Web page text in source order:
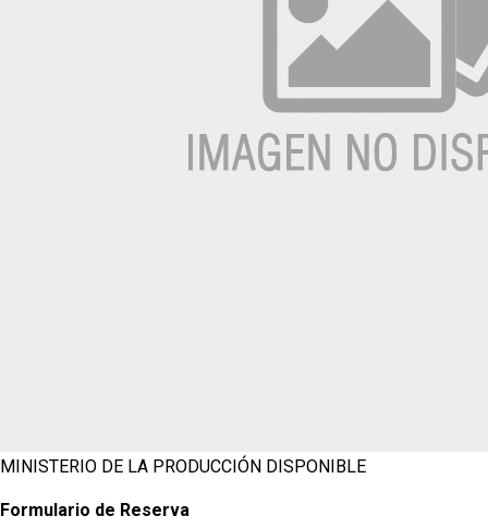
MINISTERIO DE LA PRODUCCIÓN DISPONIBLE
Formulario de Reserva